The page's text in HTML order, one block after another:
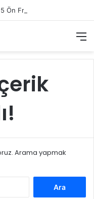
Fren Balata Takımı
Arama yapmak